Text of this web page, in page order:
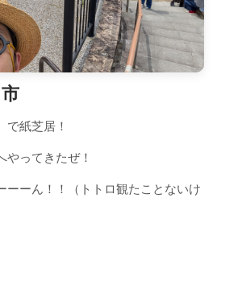
で紙芝居！
やってきたぜ！
ーーん！！（トトロ観たことないけ